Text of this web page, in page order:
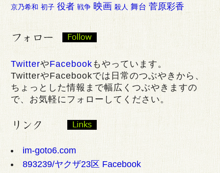
京乃希和 初子 役者 戦争 映画 殺人 舞台 菅原彩香
TwitterやFacebookもやっています。
TwitterやFacebookでは日常のつぶやきから、
ちょっとした情報まで幅広くつぶやきますの
で、お気軽にフォローしてください。
im-goto6.com
893239/ヤクザ23区 Facebook